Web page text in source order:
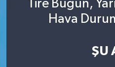
Tire Bugün,
Hava
ŞU
Tüm Manşetler
Son Dakika Haberleri